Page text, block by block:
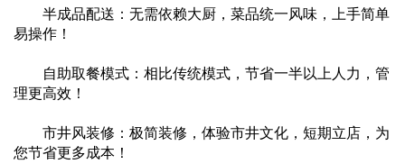
半成品配送：无需依赖大厨，菜品统一风味，上手简单
易操作！
自助取餐模式：相比传统模式，节省一半以上人力，管
理更高效！
市井风装修：极简装修，体验市井文化，短期立店，为
您节省更多成本！